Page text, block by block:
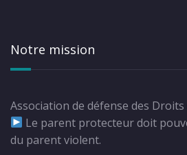
Notre mission
Association de défense des Droits
Le parent protecteur doit
du parent violent.